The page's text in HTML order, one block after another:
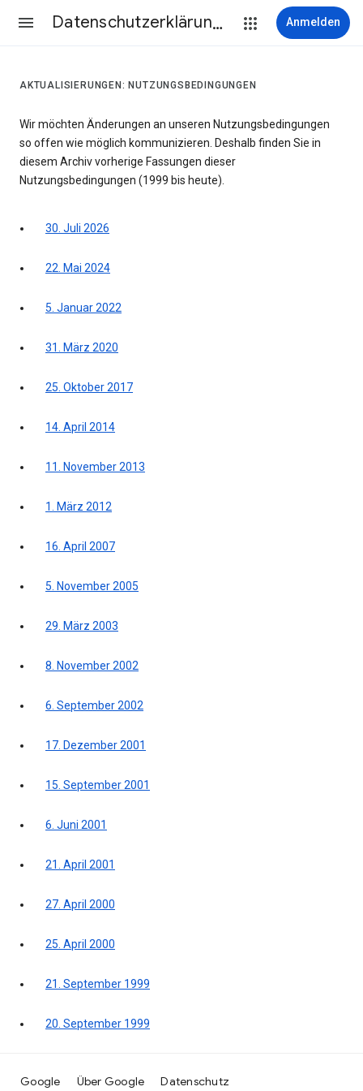
Datenschutzerklärung & Nutzungsbedingungen Anmelden
AKTUALISIERUNGEN: NUTZUNGSBEDINGUNGEN
Wir möchten Änderungen an unseren Nutzungsbedingungen
so offen wie möglich kommunizieren. Deshalb finden Sie in
diesem Archiv vorherige Fassungen dieser
Nutzungsbedingungen (1999 bis heute).
30. Juli 2026
22. Mai 2024
5. Januar 2022
31. März 2020
25. Oktober 2017
14. April 2014
11. November 2013
1. März 2012
16. April 2007
5. November 2005
29. März 2003
8. November 2002
6. September 2002
17. Dezember 2001
15. September 2001
6. Juni 2001
21. April 2001
27. April 2000
25. April 2000
21. September 1999
20. September 1999
Google Über Google Datenschutz